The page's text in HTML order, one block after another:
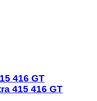
416 GT
415 416 GT